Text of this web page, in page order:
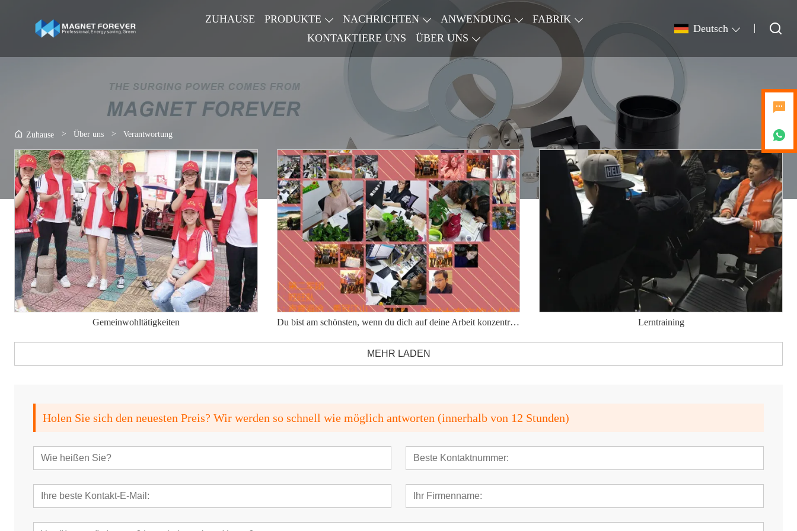
ZUHAUSE PRODUKTE NACHRICHTEN ANWENDUNG
FABRIK
KONTAKTIERE UNS
ÜBER UNS
Deutsch
Zuhause > Über uns > Verantwortung
Gemeinwohltätigkeiten Du bist am schönsten, wenn du dich auf deine Arbeit konzentrierst Lerntraining
MEHR LADEN
Holen Sie sich den neuesten Preis? Wir werden so schnell wie möglich antworten (innerhalb von 12 Stunden)